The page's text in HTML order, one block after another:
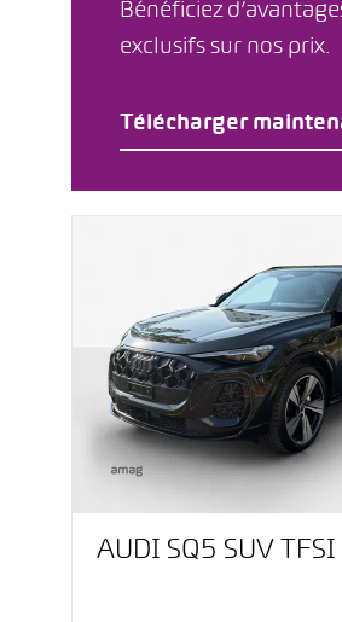
Bénéficiez
exclusifs sur nos prix.
Télécharger
AUDI SQ5 SUV TFSI